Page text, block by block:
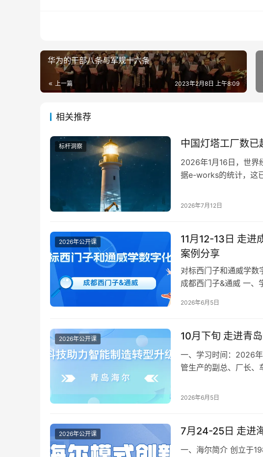
华为的干部八条与军规十六条
上一篇 2023年2月8日 上午8:09
相关推荐
标杆洞察 中国灯塔工厂数
2026年1月16日，世界
据e-works的统计，这
2026年7月12日
2026年公开课
11月12-13日 走进成都西门子&
案例分享
对标西门子
成都西门子&通威 一、
2026年6月5日
2026年公开课 10月下旬 走进青
一、学习时间：2026
管生产的副总、厂长、
2026年6月5日
2026年公开课 7月24-25日 走进
一、海尔简介 创立于